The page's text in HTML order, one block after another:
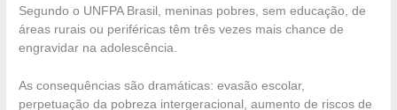
Segundo o UNFPA Brasil, meninas pobres, sem educação, de
áreas rurais ou periféricas têm três vezes mais chance de
engravidar na adolescência.
As consequências são dramáticas: evasão escolar,
perpetuação da pobreza intergeracional, aumento de riscos de